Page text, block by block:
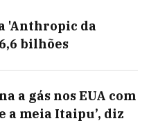
'Anthropic da
bilhões
a gás nos EUA com
a meia Itaipu’, diz